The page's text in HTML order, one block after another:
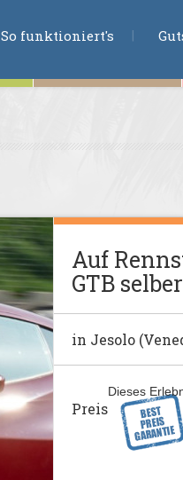
So funktioniert's
Auf
GTB
in Jesolo
Dieses
Preis